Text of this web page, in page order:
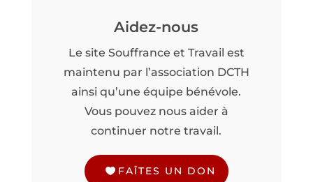
Aidez-nous
Le site Souffrance et Travail est
maintenu par l’association DCTH
ainsi qu’une équipe bénévole.
Vous pouvez nous aider à
continuer notre travail.
FAÎTES UN DON